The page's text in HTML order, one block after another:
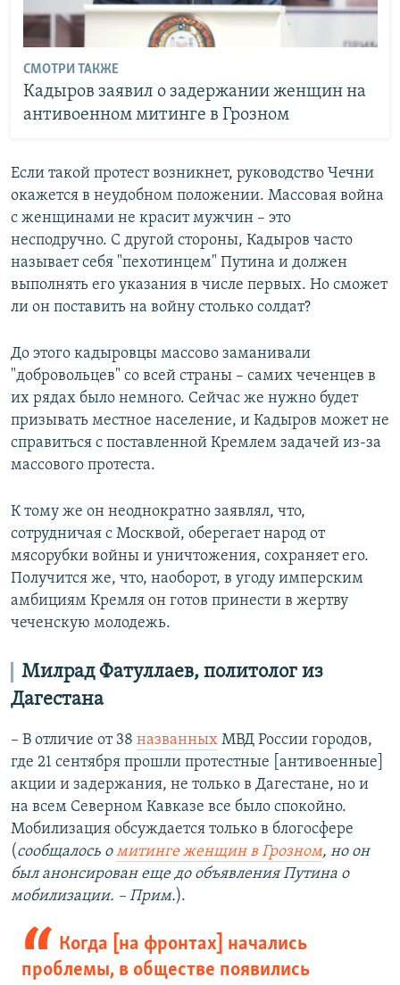
СМОТРИ ТАКЖЕ
Кадыров заявил о задержании женщин на
антивоенном митинге в Грозном
Если такой протест возникнет, руководство Чечни
окажется в неудобном положении. Массовая война
с женщинами не красит мужчин – это
несподручно. С другой стороны, Кадыров часто
называет себя "пехотинцем" Путина и должен
выполнять его указания в числе первых. Но сможет
ли он поставить на войну столько солдат?
До этого кадыровцы массово заманивали
"добровольцев" со всей страны – самих чеченцев в
их рядах было немного. Сейчас же нужно будет
призывать местное население, и Кадыров может не
справиться с поставленной Кремлем задачей из-за
массового протеста.
К тому же он неоднократно заявлял, что,
сотрудничая с Москвой, оберегает народ от
мясорубки войны и уничтожения, сохраняет его.
Получится же, что, наоборот, в угоду имперским
амбициям Кремля он готов принести в жертву
чеченскую молодежь.
Милрад Фатуллаев, политолог из
Дагестана
– В отличие от 38 названных МВД России городов,
где 21 сентября прошли протестные [антивоенные]
акции и задержания, не только в Дагестане, но и
на всем Северном Кавказе все было спокойно.
Мобилизация обсуждается только в блогосфере
(сообщалось омитинге женщин в Грозном, но он
был анонсирован еще до объявления Путина о
мобилизации. – Прим.).
Когда [на фронтах] начались
проблемы, в обществе появились